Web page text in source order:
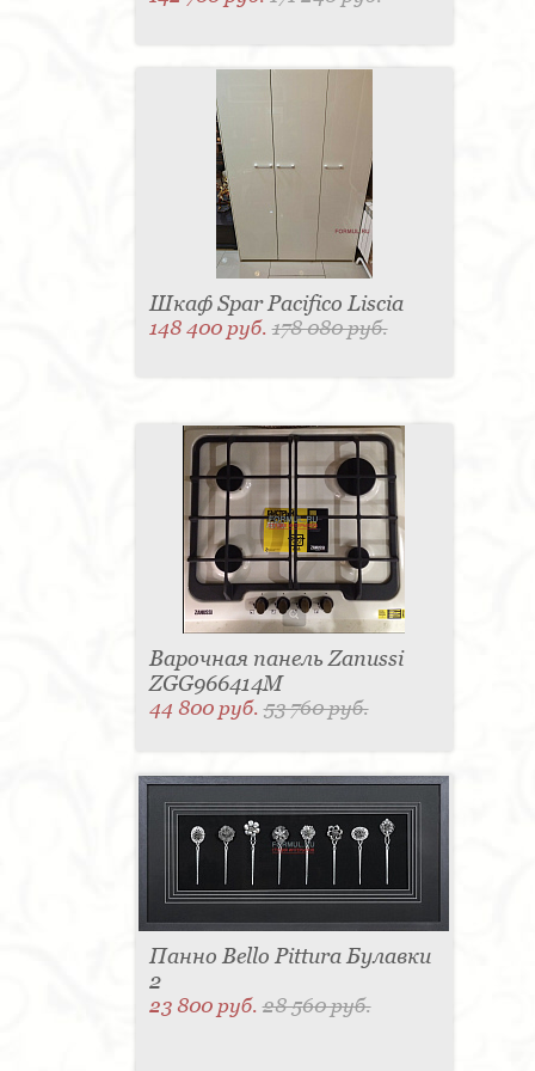
Шкаф Spar Pacifico Liscia
148 400 руб.178 080 руб.
Варочная панель Zanussi
ZGG966414M
44 800 руб.53 760 руб.
Панно Bello Pittura Булавки
2
23 800 руб.28 560 руб.